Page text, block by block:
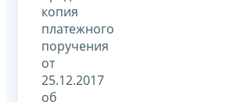
копия
платежного
поручения
от
25.12.2017
об